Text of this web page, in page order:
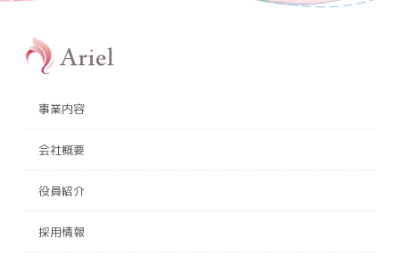
事業内容
会社概要
役員紹介
採用情報